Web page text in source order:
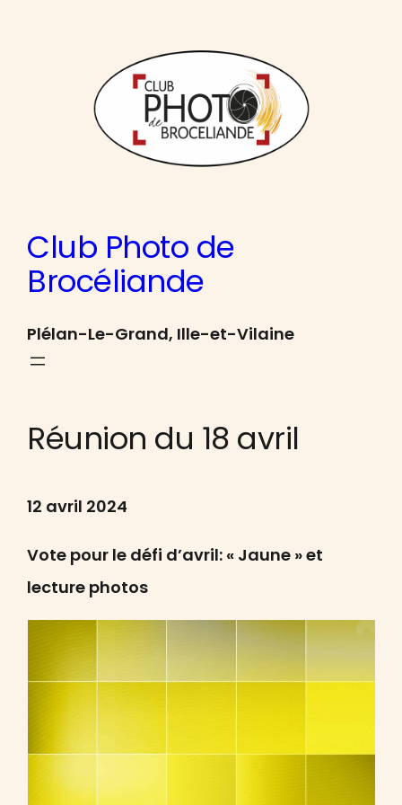
Club Photo de
Brocéliande
Plélan-Le-Grand, Ille-et-Vilaine
Réunion du 18 avril
12 avril 2024
Vote pour le défi d’avril: « Jaune » et
lecture photos